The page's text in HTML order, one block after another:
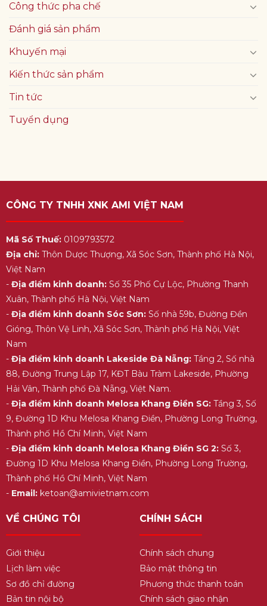
Công thức pha chế
Đánh giá sản phẩm
Khuyến mại
Kiến thức sản phẩm
Tin tức
Tuyển dụng
CÔNG TY TNHH XNK AMI VIỆT NAM
Mã Số Thuế:0109793572
Địa chỉ:Thôn Dược Thượng, Xã Sóc Sơn, Thành phố Hà Nội,
Việt Nam
- Địa điểm kinh doanh:Số 35 Phố Cự Lộc, Phường Thanh
Xuân, Thành phố Hà Nội, Việt Nam
- Địa điểm kinh doanh Sóc Sơn:Số nhà 59b, Đường Đền
Gióng, Thôn Vệ Linh, Xã Sóc Sơn, Thành phố Hà Nội, Việt
Nam
- Địa điểm kinh doanh Lakeside Đà Nẵng:Tầng 2, Số nhà
88, Đường Trung Lập 17, KĐT Bàu Tràm Lakeside, Phường
Hải Vân, Thành phố Đà Nẵng, Việt Nam.
- Địa điểm kinh doanh Melosa Khang Điền SG:Tầng 3, Số
9, Đường 1D Khu Melosa Khang Điền, Phường Long Trường,
Thành phố Hồ Chí Minh, Việt Nam
- Địa điểm kinh doanh Melosa Khang Điền SG 2:Số 3,
Đường 1D Khu Melosa Khang Điền, Phường Long Trường,
Thành phố Hồ Chí Minh, Việt Nam
- Email:ketoan@amivietnam.com
VỀ CHÚNG TÔI
Giới thiệu
Lịch làm việc
Sơ đồ chỉ đường
Bản tin nội bộ
CHÍNH SÁCH
Chính sách chung
Bảo mật thông tin
Phương thức thanh toán
Chính sách giao nhận